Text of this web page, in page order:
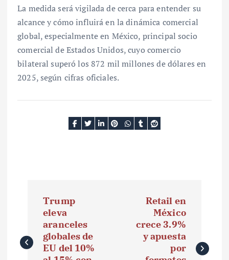
La medida será vigilada de cerca para entender su
alcance y cómo influirá en la dinámica comercial
global, especialmente en México, principal socio
comercial de Estados Unidos, cuyo comercio
bilateral superó los 872 mil millones de dólares en
2025, según cifras oficiales.
v
e
Trump
eleva
aranceles
globales de
EU del 10%
Retail en
México
crece 3.9%
y apuesta
por